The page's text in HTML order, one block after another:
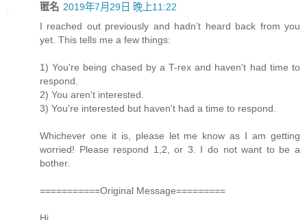
匿名 2019年7月29日 晚上11:22
I reached out previously and hadn’t heard back from you
yet. This tells me a few things:
1) You're being chased by a T-rex and haven't had time to
respond.
2) You aren't interested.
3) You're interested but haven't had a time to respond.
Whichever one it is, please let me know as I am getting
worried! Please respond 1,2, or 3. I do not want to be a
bother.
===========Original Message=========